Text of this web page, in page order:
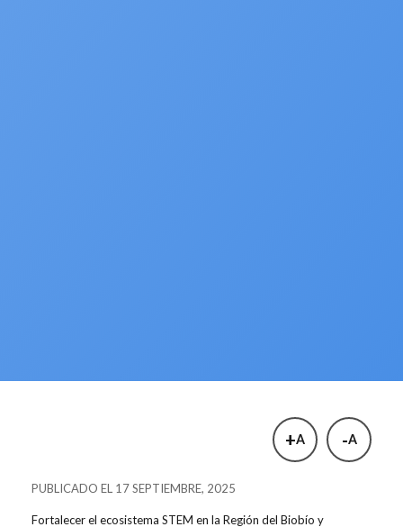
+A -A
PUBLICADO EL 17 SEPTIEMBRE, 2025
Fortalecer el ecosistema STEM en la Región del Biobío y